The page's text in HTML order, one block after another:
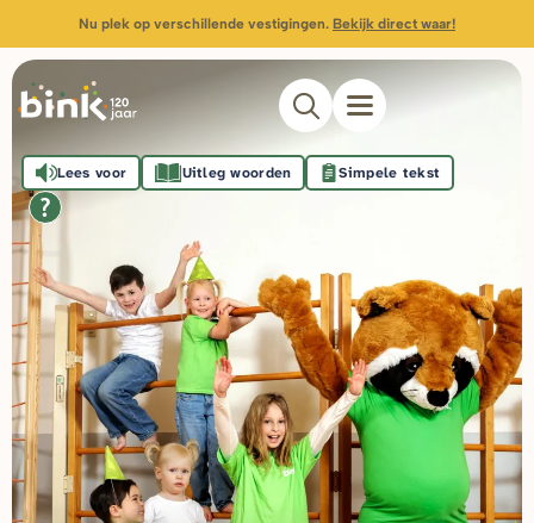
Nu plek op verschillende vestigingen. Bekijk direct waar!
Lees voor Uitleg woorden Simpele tekst